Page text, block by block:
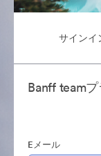
サインイ
Banff team
Eメール